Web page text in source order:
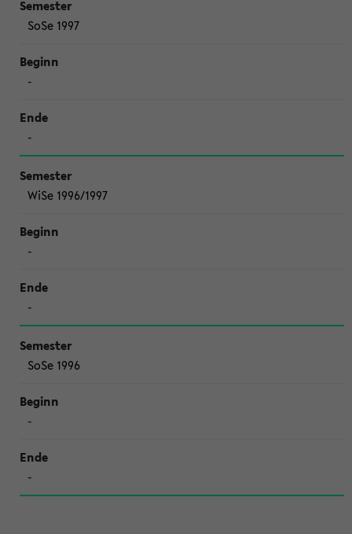
SoSe 1997
-
-
WiSe 1996/1997
-
-
SoSe 1996
-
-